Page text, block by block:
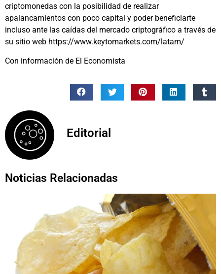
criptomonedas con la posibilidad de realizar
apalancamientos con poco capital y poder beneficiarte
incluso ante las caídas del mercado criptográfico a través de
su sitio web https://www.keytomarkets.com/latam/
Con información de El Economista
Editorial
Noticias Relacionadas